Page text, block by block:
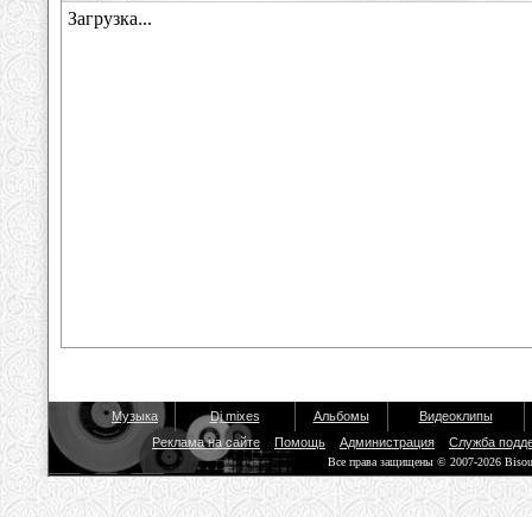
Музыка Dj mixes Альбомы
Видеоклипы
Реклама на сайте
Помощь Администрация Служба
Все права защищены © 2007-2026